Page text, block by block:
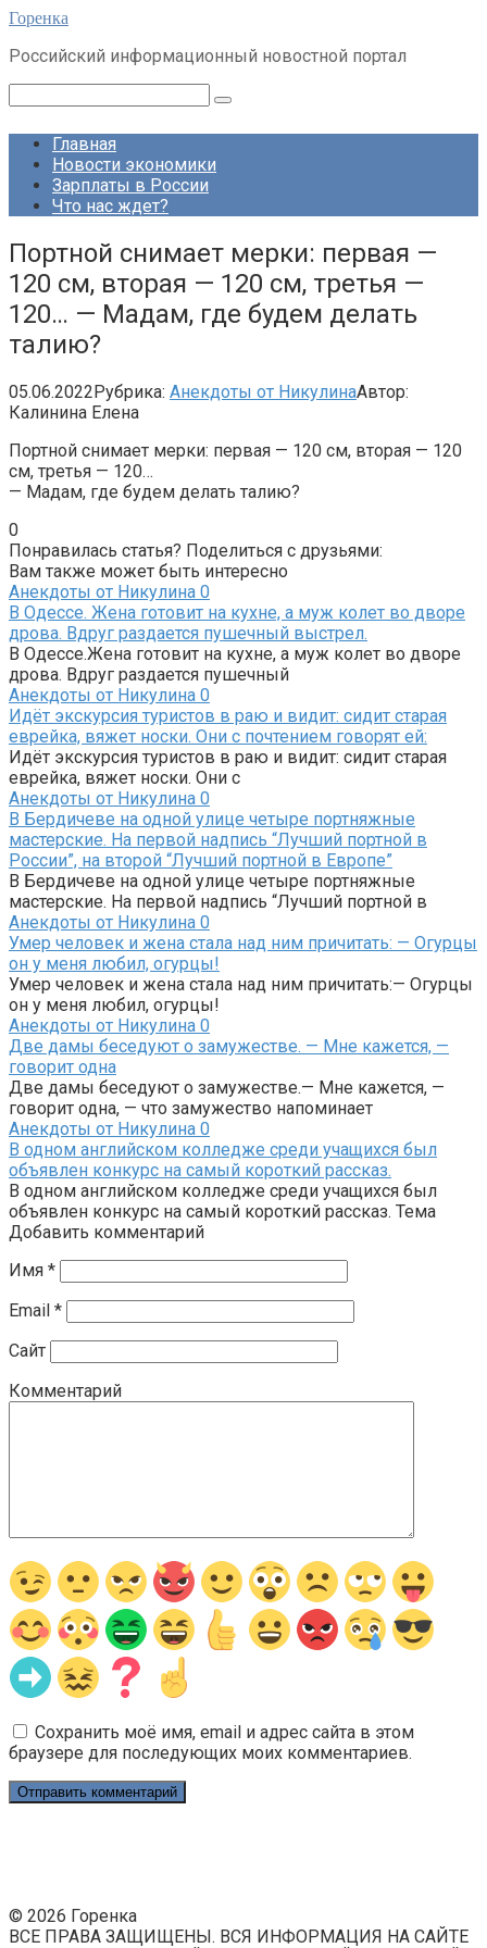
Перейти
контенту
Горенка
Российский информационный новостной портал
Главная
Новости экономики
Зарплаты в России
Что нас ждет?
Портной снимает мерки: первая —
120 см, вторая — 120 см, третья —
120… — Мадам, где будем делать
талию?
05.06.2022Рубрика: Анекдоты от НикулинаАвтор:
Калинина Елена
Портной снимает мерки: первая — 120 см, вторая — 120
см, третья — 120…
— Мадам, где будем делать талию?
0
Понравилась статья? Поделиться с друзьями:
Вам также может быть интересно
Анекдоты от Никулина 0
В Одессе. Жена готовит на кухне, а муж колет во дворе
дрова. Вдруг раздается пушечный выстрел.
В Одессе.Жена готовит на кухне, а муж колет во дворе
дрова. Вдруг раздается пушечный
Анекдоты от Никулина 0
Идёт экскурсия туристов в раю и видит: сидит старая
еврейка, вяжет носки. Они с почтением говорят ей:
Идёт экскурсия туристов в раю и видит: сидит старая
еврейка, вяжет носки. Они с
Анекдоты от Никулина 0
В Бердичеве на одной улице четыре портняжные
мастерские. На первой надпись “Лучший портной в
России”, на второй “Лучший портной в Европе”
В Бердичеве на одной улице четыре портняжные
мастерские. На первой надпись “Лучший портной в
Анекдоты от Никулина 0
Умер человек и жена стала над ним причитать: — Огурцы
он у меня любил, огурцы!
Умер человек и жена стала над ним причитать:— Огурцы
он у меня любил, огурцы!
Анекдоты от Никулина 0
Две дамы беседуют о замужестве. — Мне кажется, —
говорит одна
Две дамы беседуют о замужестве.— Мне кажется, —
говорит одна, — что замужество напоминает
Анекдоты от Никулина 0
В одном английском колледже среди учащихся был
объявлен конкурс на самый короткий рассказ.
В одном английском колледже среди учащихся был
объявлен конкурс на самый короткий рассказ. Тема
Добавить комментарий
Имя *
Email *
Сайт
Комментарий
Сохранить моё имя, email и адрес сайта в этом
браузере для последующих моих комментариев.
© 2026 Горенка
ВСЕ ПРАВА ЗАЩИЩЕНЫ. ВСЯ ИНФОРМАЦИЯ НА САЙТЕ